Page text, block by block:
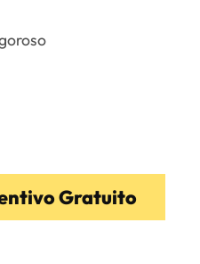
Gratuito